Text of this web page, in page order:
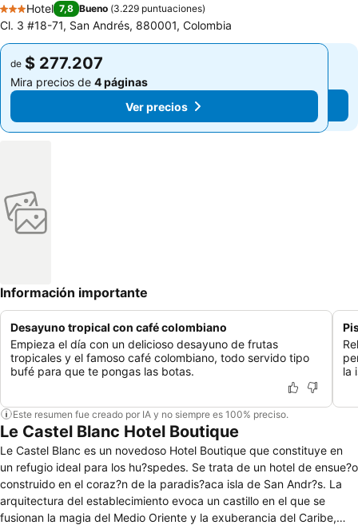
3 Estrellas
Hotel 7,8 Bueno (3.229 puntuaciones)
Cl. 3 #18-71, San Andrés, 880001, Colombia
de $ 277.207
Mira precios de 4 páginas
Ver precios
de $ 277.207
Mira precios de 4 páginas
Ver precios
Información importante
Desayuno tropical con café colombiano
Empieza el día con un delicioso desayuno de frutas
tropicales y el famoso café colombiano, todo servido tipo
bufé para que te pongas las botas.
la
Este resumen fue creado por IA y no siempre es 100% preciso.
Le Castel Blanc Hotel Boutique
Le Castel Blanc es un novedoso Hotel Boutique que constituye en
un refugio ideal para los hu?spedes. Se trata de un hotel de ensue?o
construido en el coraz?n de la paradis?aca isla de San Andr?s. La
arquitectura del establecimiento evoca un castillo en el que se
fusionan la magia del Medio Oriente y la exuberancia del Caribe,